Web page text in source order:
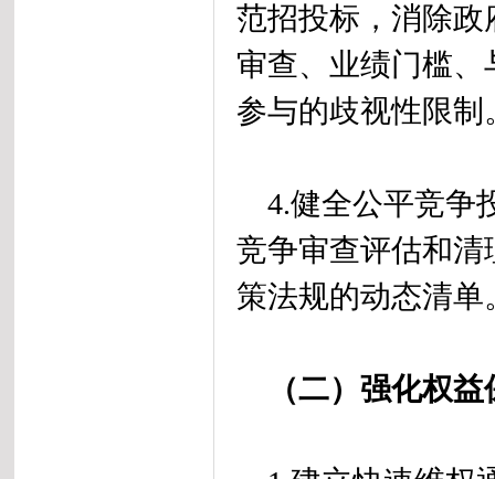
范招投标，消除
审查、业绩门槛
参与的歧视性限制
4.健全公平竞争
竞争审查评估和清
策法规的动态清单
（二）强化权